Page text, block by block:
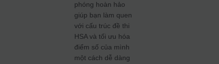
phóng hoàn hảo
giúp bạn làm quen
với cấu trúc đề thi
HSA và tối ưu hóa
điểm số của mình
một cách dễ dàng